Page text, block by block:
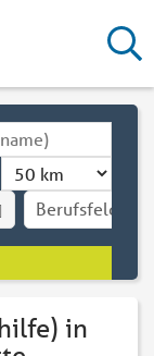
Berufsfeld
in